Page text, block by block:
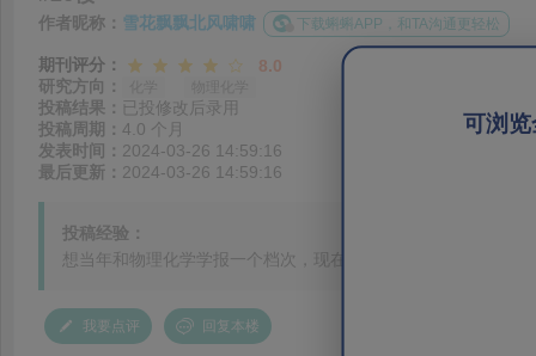
可浏
作者昵称： 雪花飘飘北风啸啸 下载蝌蝌APP，和TA沟通更轻松
期刊评分：
8.0
研究方向：
投稿结果： 已投修改后录用
投稿周期： 4.0 个月
发表时间： 2024-03-26 14:59:16
最后更新： 2024-03-26 14:59:16
投稿经验：
想当年和物理化学学报一个档次，现在人家各种操作，影响因
我要点评 回复本楼